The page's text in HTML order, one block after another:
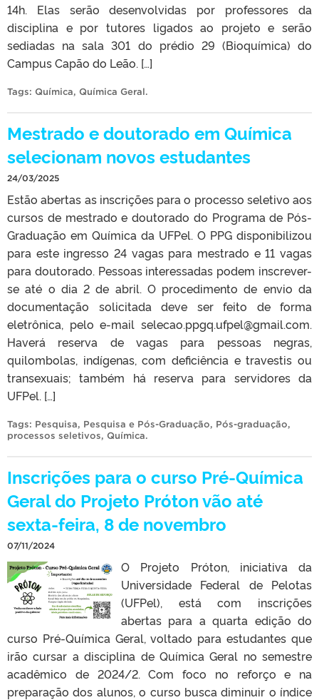
14h. Elas serão desenvolvidas por professores da
disciplina e por tutores ligados ao projeto e serão
sediadas na sala 301 do prédio 29 (Bioquímica) do
Campus Capão do Leão. […]
Tags: Química, Química Geral.
Mestrado e doutorado em Química
selecionam novos estudantes
24/03/2025
Estão abertas as inscrições para o processo seletivo aos
cursos de mestrado e doutorado do Programa de Pós-
Graduação em Química da UFPel. O PPG disponibilizou
para este ingresso 24 vagas para mestrado e 11 vagas
para doutorado. Pessoas interessadas podem inscrever-
se até o dia 2 de abril. O procedimento de envio da
documentação solicitada deve ser feito de forma
eletrônica, pelo e-mail selecao.ppgq.ufpel@gmail.com.
Haverá reserva de vagas para pessoas negras,
quilombolas, indígenas, com deficiência e travestis ou
transexuais; também há reserva para servidores da
UFPel. […]
Tags: Pesquisa, Pesquisa e Pós-Graduação, Pós-graduação,
processos seletivos, Química.
Inscrições para o curso Pré-Química
Geral do Projeto Próton vão até
sexta-feira, 8 de novembro
07/11/2024
O Projeto Próton, iniciativa da
Universidade Federal de Pelotas
(UFPel), está com inscrições
abertas para a quarta edição do
curso Pré-Química Geral, voltado para estudantes que
irão cursar a disciplina de Química Geral no semestre
acadêmico de 2024/2. Com foco no reforço e na
preparação dos alunos, o curso busca diminuir o índice